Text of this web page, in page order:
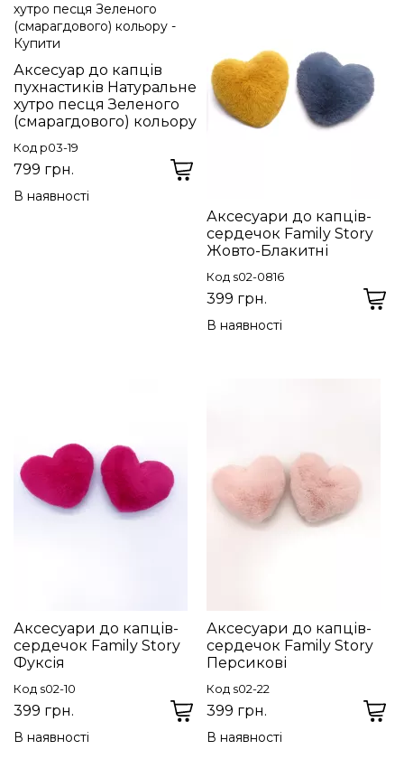
Аксесуар до капців
пухнастиків Натуральне
хутро песця Зеленого
(смарагдового) кольору
Код p03-19
799 грн.
В наявності
Аксесуари до капців-
сердечок Family Story
Жовто-Блакитні
Код s02-0816
399 грн.
В наявності
Аксесуари до капців-
сердечок Family Story
Фуксія
Код s02-10
399 грн.
В наявності
Аксесуари до капців-
сердечок Family Story
Персикові
Код s02-22
399 грн.
В наявності